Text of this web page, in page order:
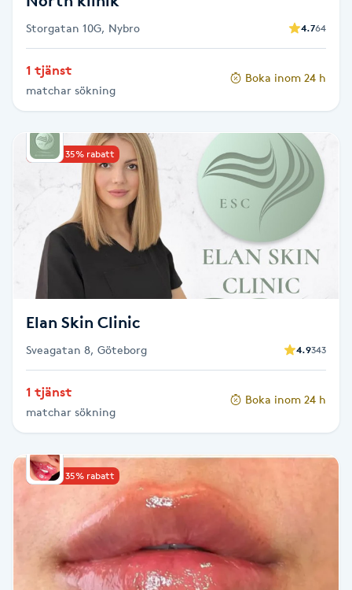
Gel naglar
Gellack
Gellack med förstärkning
Gravidmassage
Gravidyoga
Gruppträning
Gua Sha-massage
Healing
Herrklippning
Storgatan 10G, Nybro 4.764
1 tjänst
matchar sökning
Boka inom 24 h
Upp till 35% rabatt
Elan Skin Clinic
Sveagatan 8, Göteborg 4.9343
1 tjänst
matchar sökning
Boka inom 24 h
Upp till 35% rabatt